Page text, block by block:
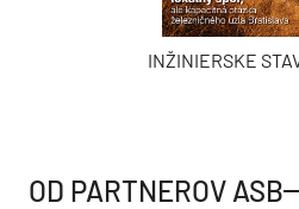
INŽINIERSKE
OD PARTNEROV ASB